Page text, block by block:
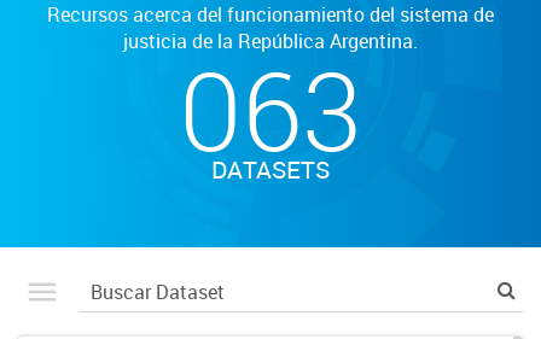
Recursos acerca del funcionamiento del sistema de
justicia de la República Argentina.
063
DATASETS